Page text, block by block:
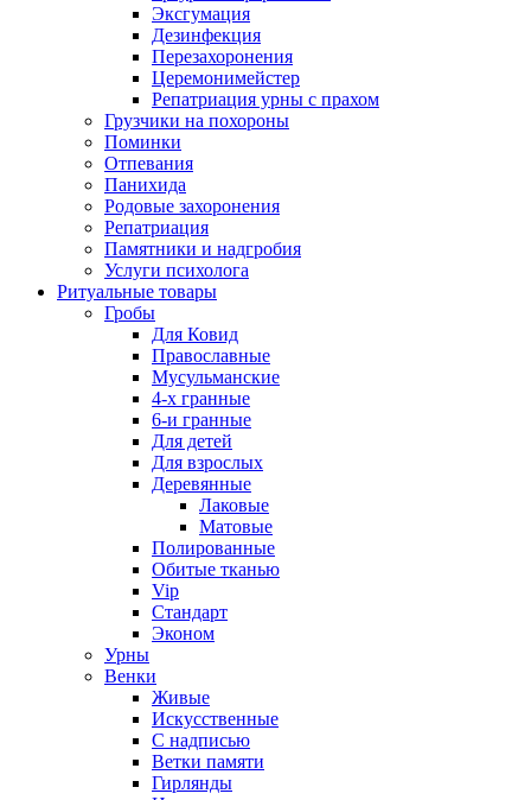
Эксгумация
Дезинфекция
Перезахоронения
Церемонимейстер
Репатриация урны с прахом
Грузчики на похороны
Поминки
Отпевания
Панихида
Родовые захоронения
Репатриация
Памятники и надгробия
Услуги психолога
Ритуальные товары
Гробы
Для Ковид
Православные
Мусульманские
4-х гранные
6-и гранные
Для детей
Для взрослых
Деревянные
Лаковые
Матовые
Полированные
Обитые тканью
Vip
Стандарт
Эконом
Урны
Венки
Живые
Искусственные
С надписью
Ветки памяти
Гирлянды